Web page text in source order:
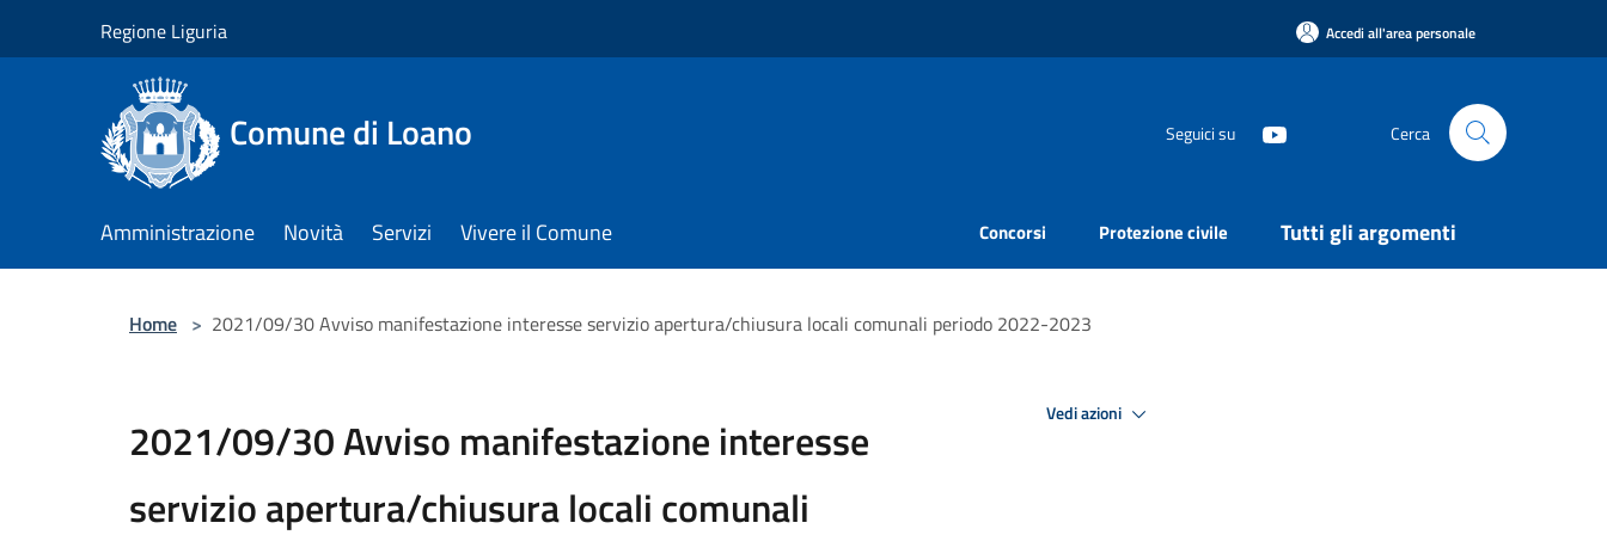
Regione Liguria Accedi all'area personale
Comune di Loano Seguici su Cerca
Amministrazione Novità Servizi Vivere il Comune Concorsi Protezione civile Tutti gli argomenti
Home > 2021/09/30 Avviso manifestazione interesse servizio apertura/chiusura locali comunali periodo 2022-2023
2021/09/30 Avviso manifestazione interesse
servizio apertura/chiusura locali comunali
Vedi azioni